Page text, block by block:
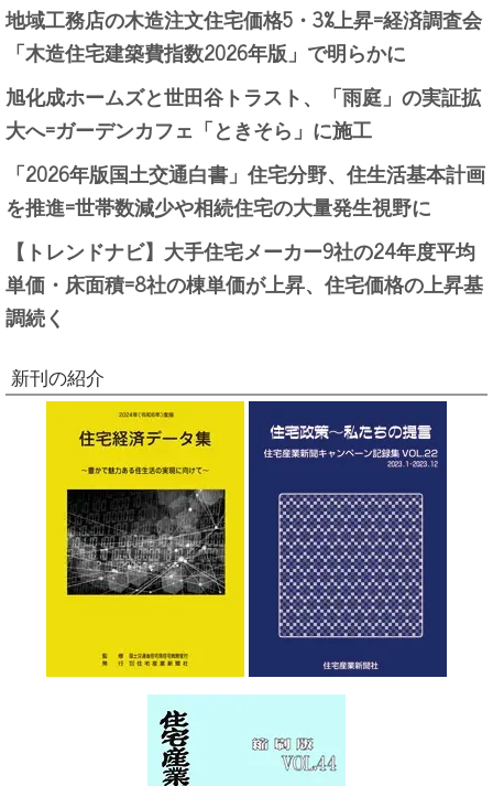
地域工務店の木造注文住宅価格5・3%上昇=経済調査会
「木造住宅建築費指数2026年版」で明らかに
旭化成ホームズと世田谷トラスト、「雨庭」の実証拡
大へ=ガーデンカフェ「ときそら」に施工
「2026年版国土交通白書」住宅分野、住生活基本計画
を推進=世帯数減少や相続住宅の大量発生視野に
【トレンドナビ】大手住宅メーカー9社の24年度平均
単価・床面積=8社の棟単価が上昇、住宅価格の上昇基
調続く
新刊の紹介